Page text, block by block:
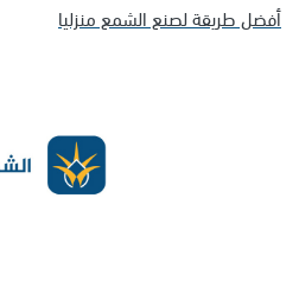
أفضل طريقة لصنع الشمع منزليا